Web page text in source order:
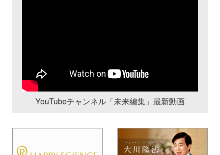
YouTubeチャンネル「未来編集」最新動画